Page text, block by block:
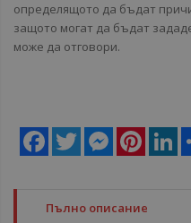
определящото да бъдат
защото могат да бъдат
може да отговори.
Facebook
Twitter Messenger
Пълно описание